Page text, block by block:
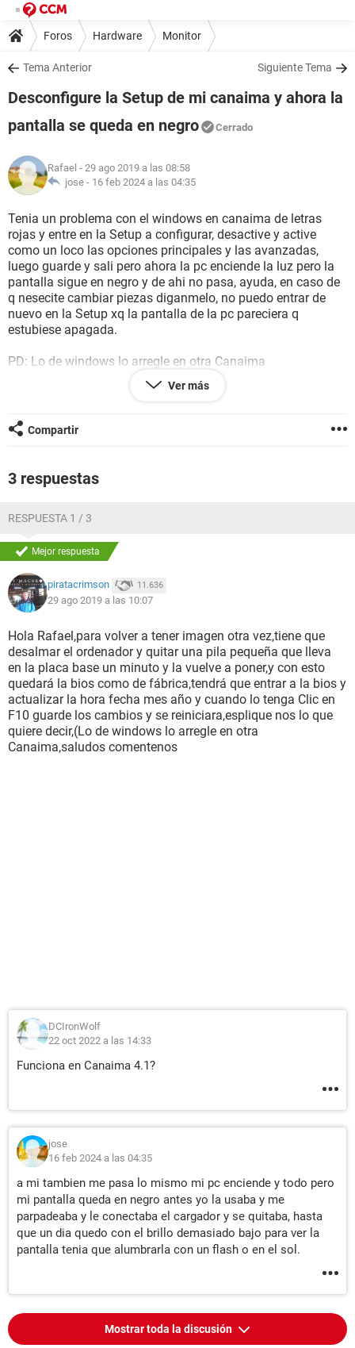
Foros Hardware Monitor
Tema Anterior Siguiente Tema
Desconfigure la Setup de mi canaima y ahora la
pantalla se queda en negro
Cerrado
Rafael - 29 ago 2019 a las 08:58
jose - 16 feb 2024 a las 04:35
Tenia un problema con el windows en canaima de letras
rojas y entre en la Setup a configurar, desactive y active
como un loco las opciones principales y las avanzadas,
luego guarde y sali pero ahora la pc enciende la luz pero la
pantalla sigue en negro y de ahi no pasa, ayuda, en caso de
q nesecite cambiar piezas diganmelo, no puedo entrar de
nuevo en la Setup xq la pantalla de la pc pareciera q
estubiese apagada.
PD: Lo de windows lo arregle en otra Canaima
Configuración:
Ver más
Compartir
3 respuestas
RESPUESTA 1 / 3
Mejor respuesta
piratacrimson 11.636
29 ago 2019 a las 10:07
Hola Rafael,para volver a tener imagen otra vez,tiene que
desalmar el ordenador y quitar una pila pequeña que lleva
en la placa base un minuto y la vuelve a poner,y con esto
quedará la bios como de fábrica,tendrá que entrar a la bios y
actualizar la hora fecha mes año y cuando lo tenga Clic en
F10 guarde los cambios y se reiniciara,esplique nos lo que
quiere decir,(Lo de windows lo arregle en otra
Canaima,saludos comentenos
DCIronWolf
22 oct 2022 a las 14:33
Funciona en Canaima 4.1?
jose
16 feb 2024 a las 04:35
a mi tambien me pasa lo mismo mi pc enciende y todo pero
mi pantalla queda en negro antes yo la usaba y me
parpadeaba y le conectaba el cargador y se quitaba, hasta
que un dia quedo con el brillo demasiado bajo para ver la
pantalla tenia que alumbrarla con un flash o en el sol.
Mostrar toda la discusión